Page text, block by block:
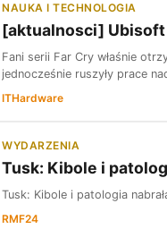
NAUKA I TECHNOLOGIA
[aktualnosci] Ubisoft
Fani serii Far Cry właśnie
jednocześnie ruszyły prace
ITHardware
WYDARZENIA
Tusk: Kibole i
Tusk: Kibole i patologia
RMF24